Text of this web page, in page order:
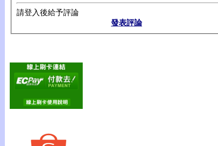
請登入後給予評論
發表評論